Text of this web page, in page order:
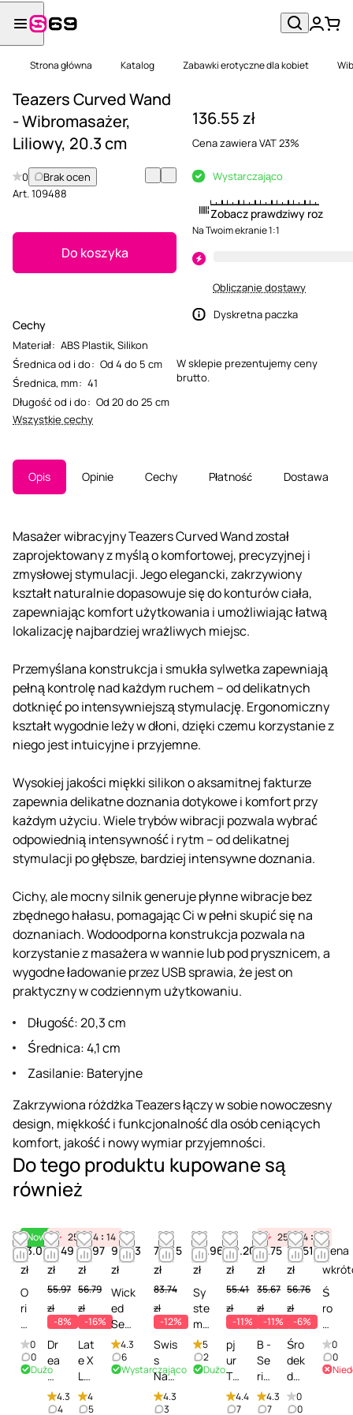
Strona główna Katalog Zabawki erotyczne dla kobiet
Teazers Curved Wand
- Wibromasażer,
Liliowy, 20.3 cm
0
Brak ocen
Art.109488
Do koszyka
Cechy
Materiał: ABS Plastik, Silikon
Średnica od i do: Od 4 do 5 cm
Średnica, mm: 41
Długość od i do: Od 20 do 25 cm
Wszystkie cechy
136.55 zł
Cena zawiera VAT 23%
Wystarczająco
Zobacz prawdziwy rozmiar
Na Twoim ekranie 1:1
Obliczanie dostawy
Dyskretna paczka
W sklepie prezentujemy ceny
brutto.
Opis Opinie Cechy Płatność Dostawa
Masażer wibracyjny Teazers Curved Wand został
zaprojektowany z myślą o komfortowej, precyzyjnej i
zmysłowej stymulacji. Jego elegancki, zakrzywiony
kształt naturalnie dopasowuje się do konturów ciała,
zapewniając komfort użytkowania i umożliwiając łatwą
lokalizację najbardziej wrażliwych miejsc.
Przemyślana konstrukcja i smukła sylwetka zapewniają
pełną kontrolę nad każdym ruchem – od delikatnych
dotknięć po intensywniejszą stymulację. Ergonomiczny
kształt wygodnie leży w dłoni, dzięki czemu korzystanie z
niego jest intuicyjne i przyjemne.
Wysokiej jakości miękki silikon o aksamitnej fakturze
zapewnia delikatne doznania dotykowe i komfort przy
każdym użyciu. Wiele trybów wibracji pozwala wybrać
odpowiednią intensywność i rytm – od delikatnej
stymulacji po głębsze, bardziej intensywne doznania.
Cichy, ale mocny silnik generuje płynne wibracje bez
zbędnego hałasu, pomagając Ci w pełni skupić się na
doznaniach. Wodoodporna konstrukcja pozwala na
korzystanie z masażera w wannie lub pod prysznicem, a
wygodne ładowanie przez USB sprawia, że ​​jest on
praktyczny w codziennym użytkowaniu.
Długość: 20,3 cm
Średnica: 4,1 cm
Zasilanie: Bateryjne
Zakrzywiona różdżka Teazers łączy w sobie nowoczesny
design, miękkość i funkcjonalność dla osób ceniących
komfort, jakość i nowy wymiar przyjemności.
Do tego produktu kupowane są
również
Nowość
73.06
zł
O
ri
o
n
S
p
0
0
Dużo
25 04 14
51.49
zł
55.97
zł
-8%
Dr
ea
mt
oy
s
4.3
4
47.97
zł
56.79
zł
-16%
Lat
e X
Lat
ex
Gla
4
5
90.53
zł
Wick
ed
Sens
ual
Care
Foa
4.3
6
Wystarczająco
73.65
zł
83.74
zł
-12%
Swis
s
Nav
y
Toy
4.3
3
63.96
zł
Sy
ste
m
JO
Mis
tin
5
2
Dużo
49.20
zł
55.41
zł
-11%
pj
ur
To
y
Cl
4.4
7
25 04 14
31.75
zł
35.67
zł
-11%
B -
Se
rie
s
He
4.3
7
53.51
zł
56.76
zł
-6%
Śro
dek
do
czy
szc
0
0
Cena
Ś
ro
d
e
k
c
0
0